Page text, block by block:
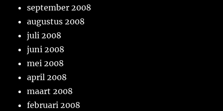
september 2008
augustus 2008
juli 2008
juni 2008
mei 2008
april 2008
maart 2008
februari 2008